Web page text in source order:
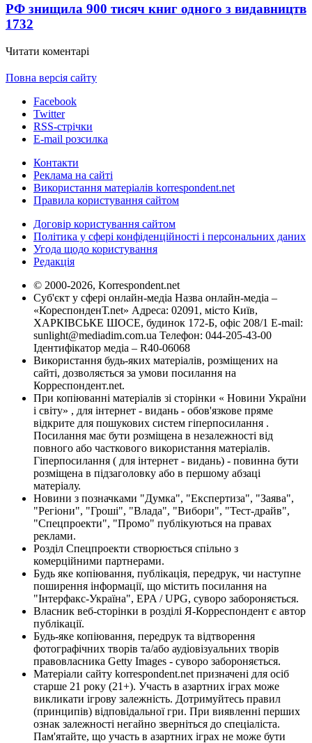
РФ знищила 900 тисяч книг одного з видавництв
1732
Читати коментарі
Повна версія сайту
Facebook
Twitter
RSS-стрічки
E-mail розсилка
Контакти
Реклама на сайті
Використання матеріалів korrespondent.net
Правила користування сайтом
Договір користування сайтом
Політика у сфері конфіденційності і персональних даних
Угода щодо користування
Редакція
© 2000-2026, Korrespondent.net
Суб'єкт у сфері онлайн-медіа Назва онлайн-медіа –
«КореспонденТ.net» Адреса: 02091, місто Київ,
ХАРКІВСЬКЕ ШОСЕ, будинок 172-Б, офіс 208/1 E-mail:
sunlight@mediadim.com.ua Телефон: 044-205-43-00
Ідентифікатор медіа – R40-06068
Використання будь-яких матеріалів, розміщених на
сайті, дозволяється за умови посилання на
Корреспондент.net.
При копіюванні матеріалів зі сторінки « Новини України
і світу» , для інтернет - видань - обов'язкове пряме
відкрите для пошукових систем гіперпосилання .
Посилання має бути розміщена в незалежності від
повного або часткового використання матеріалів.
Гіперпосилання ( для інтернет - видань) - повинна бути
розміщена в підзаголовку або в першому абзаці
матеріалу.
Новини з позначками "Думка", "Експертиза", "Заява",
"Регіони", "Гроші", "Влада", "Вибори", "Тест-драйв",
"Спецпроекти", "Промо" публікуються на правах
реклами.
Розділ Спецпроекти створюється спільно з
комерційними партнерами.
Будь яке копіювання, публікація, передрук, чи наступне
поширення інформації, що містить посилання на
"Інтерфакс-Україна", EPA / UPG, суворо забороняється.
Власник веб-сторінки в розділі Я-Корреспондент є автор
публікації.
Будь-яке копіювання, передрук та відтворення
фотографічних творів та/або аудіовізуальних творів
правовласника Getty Images - суворо забороняється.
Матеріали сайту korrespondent.net призначені для осіб
старше 21 року (21+). Участь в азартних іграх може
викликати ігрову залежність. Дотримуйтесь правил
(принципів) відповідальної гри. При виявленні перших
ознак залежності негайно зверніться до спеціаліста.
Пам'ятайте, що участь в азартних іграх не може бути